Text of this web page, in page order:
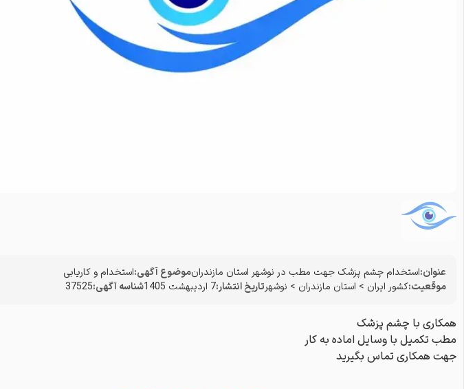
عنوان:استخدام چشم پزشک جهت مطب در نوشهر استان مازندرانموضوع آگهی:استخدام و کاریابی
موقعیت:کشور ایران > استان مازندران > نوشهرتاریخ انتشار:7 اردیبهشت 1405 شناسه آگهی:37525
همکاری با چشم پزشک
مطب تکمیل با وسایل اماده به کار
جهت همکاری تماس بگیرید